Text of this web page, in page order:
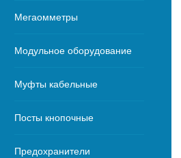
Мегаомметры
Модульное оборудование
Муфты кабельные
Посты кнопочные
Предохранители